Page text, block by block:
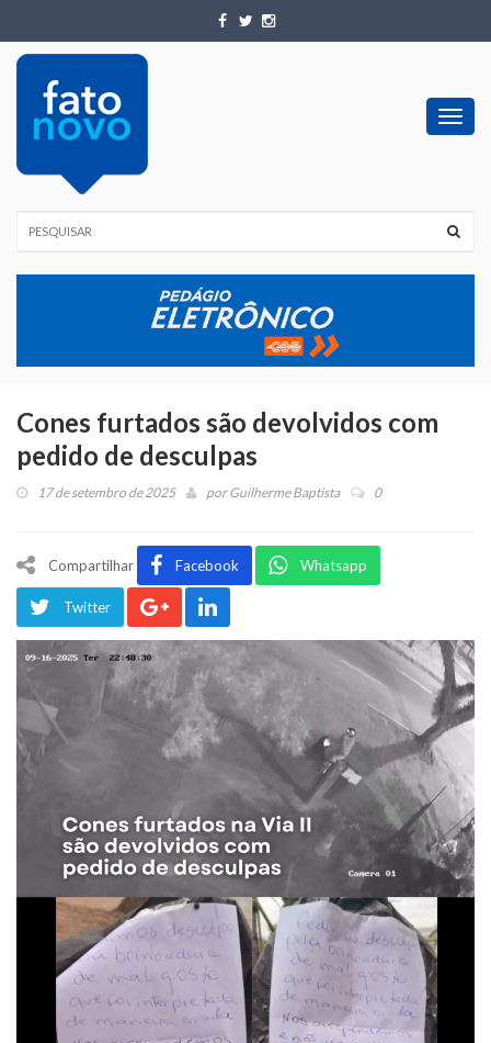
Cones furtados são devolvidos com
pedido de desculpas
17 de setembro de 2025 porGuilherme Baptista 0
Compartilhar Facebook Whatsapp
Twitter